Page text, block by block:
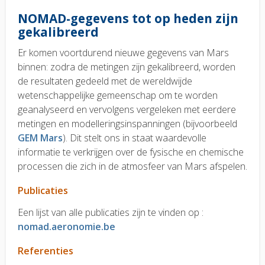
NOMAD-gegevens tot op heden zijn
gekalibreerd
Er komen voortdurend nieuwe gegevens van Mars
binnen: zodra de metingen zijn gekalibreerd, worden
de resultaten gedeeld met de wereldwijde
wetenschappelijke gemeenschap om te worden
geanalyseerd en vervolgens vergeleken met eerdere
metingen en modelleringsinspanningen (bijvoorbeeld
GEM Mars). Dit stelt ons in staat waardevolle
informatie te verkrijgen over de fysische en chemische
processen die zich in de atmosfeer van Mars afspelen.
Publicaties
Een lijst van alle publicaties zijn te vinden op :
nomad.aeronomie.be
Referenties